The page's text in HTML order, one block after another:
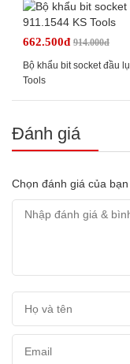
662.500đ 914.000đ
Bộ khẩu bit socket đầu
Tools
Đánh giá
Chọn đánh giá của bạn